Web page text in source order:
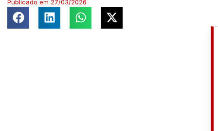
Publicado em 27/03/2026